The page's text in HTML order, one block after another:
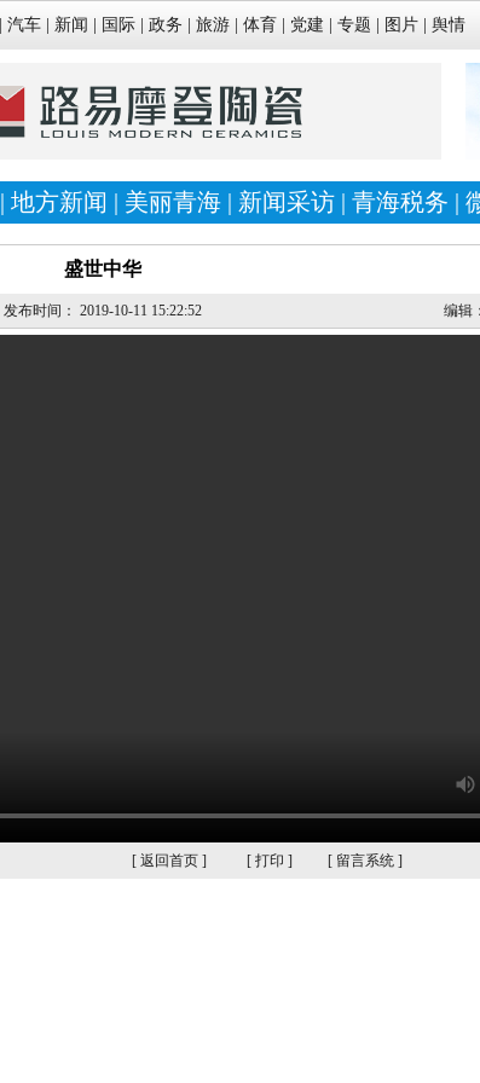
汽车 新闻 国际 政务 旅游 体育 党建 专题 图片 舆情
| 地方新闻 | 美丽青海 | 新闻采访 | 青海税务 |
盛世中华
发布时间： 2019-10-11 15:22:52 编辑
[ 返回首页 ] [ 打印 ] [ 留言系统 ]